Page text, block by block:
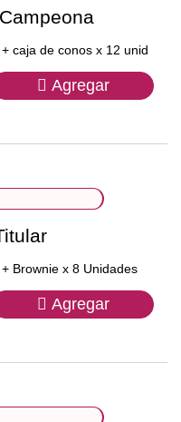
caja de conos x 12 unid
Agregar
Brownie x 8 Unidades
Agregar